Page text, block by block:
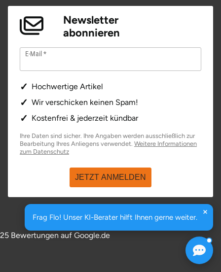
Frag Flo! Unser KI-Berater hilft Ihnen gerne weiter.
Newsletter
abonnieren
E-Mail
Hochwertige Artikel
Wir verschicken keinen Spam!
Kostenfrei & jederzeit kündbar
Ihre Daten sind sicher. Ihre Angaben werden ausschließlich zur
Bearbeitung Ihres Anliegens verwendet. Weitere Informationen
zum Datenschutzöffnet in neuem Fenster
JETZT ANMELDEN
4.8 / 5 Sterne
25 Bewertungen auf Google.de